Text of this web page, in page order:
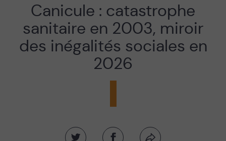
Canicule : catastrophe
sanitaire en 2003, miroir
des inégalités sociales en
2026